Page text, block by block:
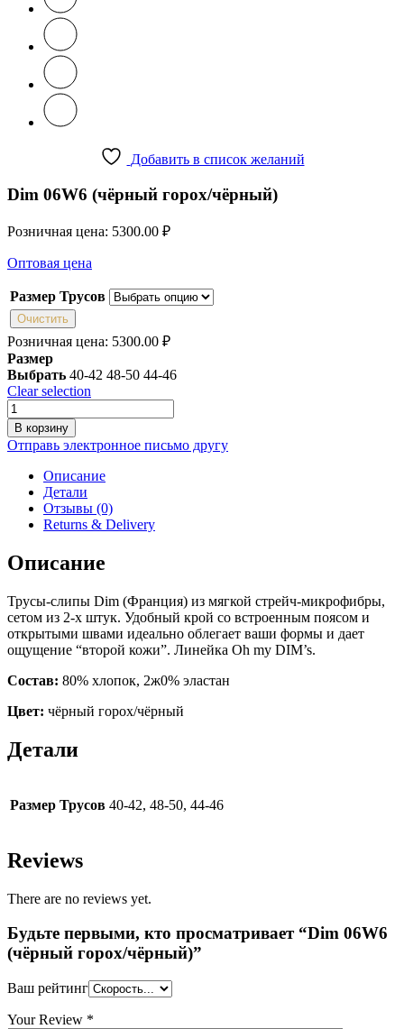
Добавить в список желаний
Dim 06W6 (чёрный горох/чёрный)
Розничная цена: 5300.00 ₽
Оптовая цена
Размер Трусов
Очистить
Розничная цена: 5300.00 ₽
Размер
Выбрать 40-42 48-50 44-46
Clear selection
Количество
товара
Dim
06W6
(чёрный
горох/
чёрный)
В корзину
Отправь электронное письмо другу
Описание
Детали
Отзывы (0)
Returns & Delivery
Описание
Трусы-слипы Dim (Франция) из мягкой стрейч-микрофибры,
сетом из 2-х штук. Удобный крой со встроенным поясом и
открытыми швами идеально облегает ваши формы и дает
ощущение “второй кожи”. Линейка Oh my DIM’s.
Состав: 80% хлопок, 2ж0% эластан
Цвет: чёрный горох/чёрный
Детали
Размер Трусов 40-42, 48-50, 44-46
Reviews
There are no reviews yet.
Будьте первыми, кто просматривает “Dim 06W6
(чёрный горох/чёрный)”
Ваш рейтинг
Your Review *